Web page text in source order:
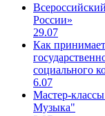
России»
29.07
Как
социального
6.07
Мастер-
Музыка"